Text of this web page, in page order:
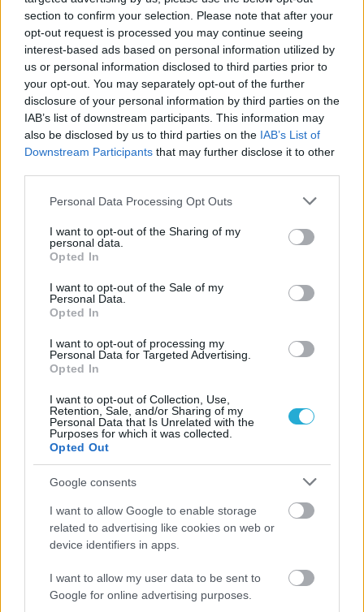
section to confirm your selection. Please note that after your
opt-out request is processed you may continue seeing
interest-based ads based on personal information utilized by
us or personal information disclosed to third parties prior to
your opt-out. You may separately opt-out of the further
disclosure of your personal information by third parties on the
IAB’s list of downstream participants. This information may
also be disclosed by us to third parties on the IAB’s List of
Downstream Participants that may further disclose it to other
Please note that this website/app uses one or more Google
not limited to your visit or usage behaviour. You may click to
grant or deny consent to Google and its third-party tags to
use your data for below specified purposes in below Google
consent section.
Personal Data Processing Opt Outs
I want to opt-out of the Sharing of my
personal data.
Opted In
I want to opt-out of the Sale of my
Personal Data.
Opted In
I want to opt-out of processing my
Personal Data for Targeted Advertising.
Opted In
I want to opt-out of Collection, Use,
Retention, Sale, and/or Sharing of my
Personal Data that Is Unrelated with the
Purposes for which it was collected.
Opted Out
Google consents
I want to allow Google to enable storage
related to advertising like cookies on web or
device identifiers in apps.
I want to allow my user data to be sent to
Google for online advertising purposes.
ΠΕΝΥ ΡΟΝΤΟΓΙΑΝΝΗ
11/03/2026
Από την Περούτζια του 2000
στο σήμερα: Tο τρίτο
ευρωπαϊκό ραντεβού του
Παναθηναϊκού με την
ιστορία
08/03/2026
Α.Ο. Θήρας